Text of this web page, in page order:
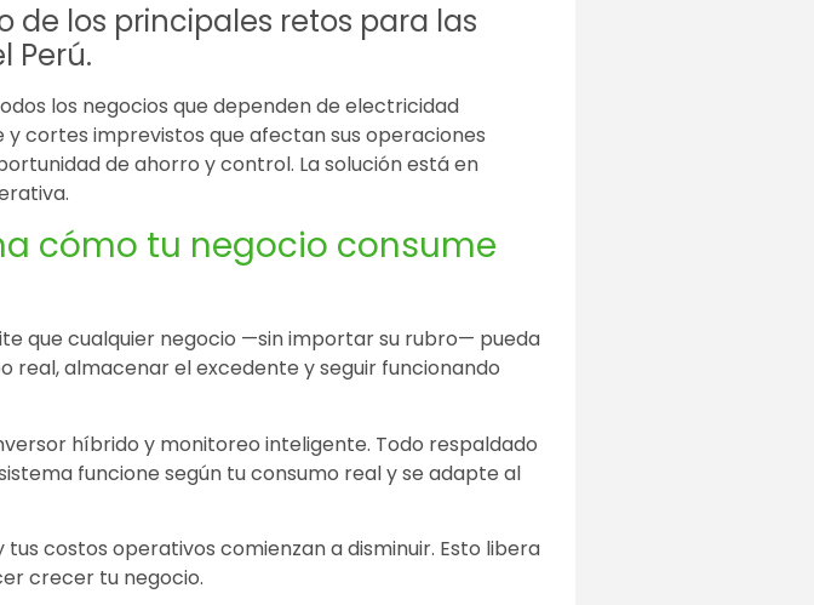
de los principales retos para las
Perú.
los negocios que dependen de electricidad
cortes imprevistos que afectan sus operaciones
de ahorro y control. La solución está en
cómo tu negocio consume
que cualquier negocio —sin importar su rubro— pueda
real, almacenar el excedente y seguir funcionando
híbrido y monitoreo inteligente. Todo respaldado
funcione según tu consumo real y se adapte al
costos operativos comienzan a disminuir. Esto libera
crecer tu negocio.